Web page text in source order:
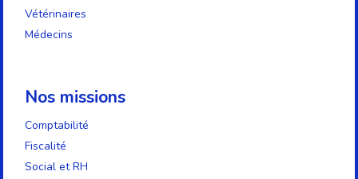
Vétérinaires
Médecins
Nos missions
Comptabilité
Fiscalité
Social et RH